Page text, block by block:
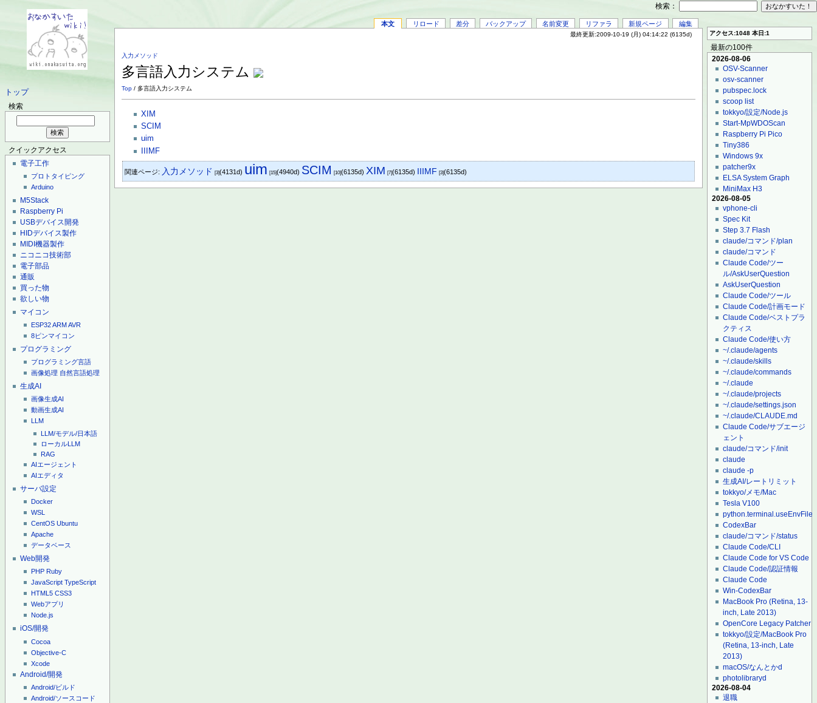
トップ
検索
クイックアクセス
電子工作
プロトタイピング
Arduino
M5Stack
Raspberry Pi
USBデバイス開発
HIDデバイス製作
MIDI機器製作
ニコニコ技術部
電子部品
通販
買った物
欲しい物
マイコン
ESP32ARMAVR
8ピンマイコン
プログラミング
プログラミング言語
画像処理 自然言語処理
生成AI
画像生成AI
動画生成AI
LLM
LLM/モデル/日本語
ローカルLLM
RAG
AIエージェント
AIエディタ
サーバ設定
Docker
WSL
CentOS Ubuntu
Apache
データベース
Web開発
PHP Ruby
JavaScript TypeScript
HTML5 CSS3
Webアプリ
Node.js
iOS/開発
Cocoa
Objective-C
Xcode
Android/開発
Android/ビルド
Android/ソースコード
本文 リロード 差分 バックアップ 名前変更 リファラ 新規ページ 編集
最終更新:2009-10-19 (月) 04:14:22 (6135d)
入力メソッド
多言語入力システム
Top / 多言語入力システム
XIM
SCIM
uim
IIIMF
関連ページ: 入力メソッド [3](4131d) uim [15](4940d) SCIM [10](6135d) XIM [7](6135d) IIIMF [3](6135d)
アクセス:1048 本日:1
最新の100件
2026-08-06
OSV-Scanner
osv-scanner
pubspec.lock
scoop list
tokkyo/設定/Node.js
Start-MpWDOScan
Raspberry Pi Pico
Tiny386
Windows 9x
patcher9x
ELSA System Graph
MiniMax H3
2026-08-05
vphone-cli
Spec Kit
Step 3.7 Flash
claude/コマンド/plan
claude/コマンド
Claude Code/ツー
ル/AskUserQuestion
AskUserQuestion
Claude Code/ツール
Claude Code/計画モード
Claude Code/ベストプラ
クティス
Claude Code/使い方
~/.claude/agents
~/.claude/skills
~/.claude/commands
~/.claude
~/.claude/projects
~/.claude/settings.json
~/.claude/CLAUDE.md
Claude Code/サブエージ
ェント
claude/コマンド/init
claude
claude -p
生成AI/レートリミット
tokkyo/メモ/Mac
Tesla V100
python.terminal.useEnvFile
CodexBar
claude/コマンド/status
Claude Code/CLI
Claude Code for VS Code
Claude Code/認証情報
Claude Code
Win-CodexBar
MacBook Pro (Retina, 13-
inch, Late 2013)
OpenCore Legacy Patcher
tokkyo/設定/MacBook Pro
(Retina, 13-inch, Late
2013)
macOS/なんとかd
photolibraryd
2026-08-04
退職
検索：